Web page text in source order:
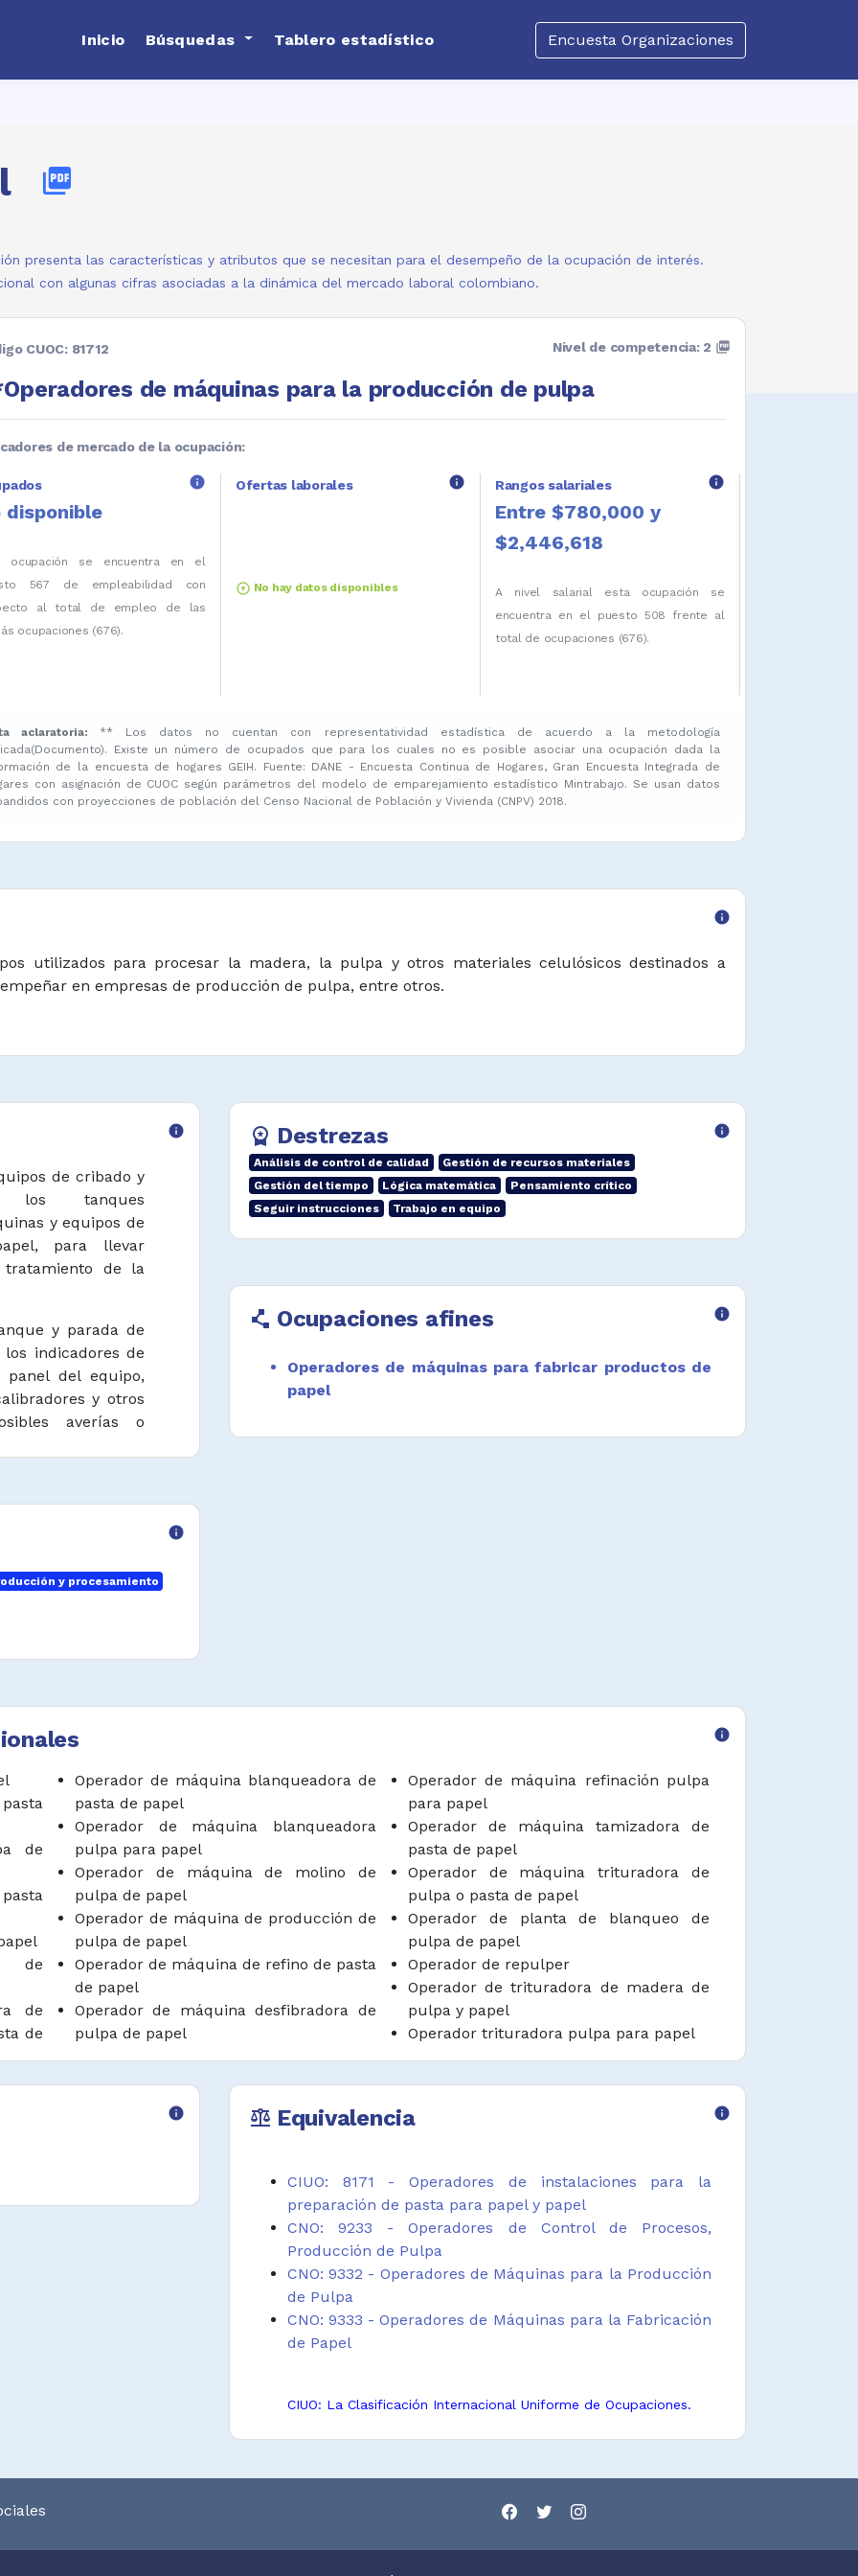
Inicio Búsquedas Tablero estadístico Encuesta Organizaciones
picture_as_pdf
presenta las características y atributos que se necesitan para el desempeño de la ocupación de interés.
con algunas cifras asociadas a la dinámica del mercado laboral colombiano.
CUOC: 81712
de máquinas para la producción de pulpa
Nivel de competencia: 2 picture_as_pdf
de mercado de la ocupación:
info
disponible
ocupación se encuentra en el
567 de empleabilidad con
al total de empleo de las
ocupaciones (676).
Ofertas laborales info
arrow_circle_up No hay datos disponibles
Rangos salariales info
Entre $780,000 y
$2,446,618
A nivel salarial esta ocupación se
encuentra en el puesto 508 frente al
total de ocupaciones (676).
aclaratoria: ** Los datos no cuentan con representatividad estadística de acuerdo a la metodología
Existe un número de ocupados que para los cuales no es posible asociar una ocupación dada la
de la encuesta de hogares GEIH. Fuente: DANE - Encuesta Continua de Hogares, Gran Encuesta Integrada de
con asignación de CUOC según parámetros del modelo de emparejamiento estadístico Mintrabajo. Se usan datos
con proyecciones de población del Censo Nacional de Población y Vivienda (CNPV) 2018.
info
utilizados para procesar la madera, la pulpa y otros materiales celulósicos destinados a
en empresas de producción de pulpa, entre otros.
info
de cribado y
los tanques
y equipos de
para llevar
de la
y parada de
indicadores de
del equipo,
y otros
averías o
video
del equipo y
de la pulpa esté
de
de control de
ajustes al
y equipos,
realizar
del p.h. y otras
info
y procesamiento
workspace_premium Destrezas info
Análisis de control de calidad
Gestión de recursos materiales
Gestión del tiempo
Lógica matemática
Pensamiento crítico
Seguir instrucciones
Trabajo en equipo
polyline Ocupaciones afines info
Operadores de máquinas para fabricar productos de
papel
info
de
de
de
de
Operador de máquina blanqueadora de
pasta de papel
Operador de máquina blanqueadora
pulpa para papel
Operador de máquina de molino de
pulpa de papel
Operador de máquina de producción de
pulpa de papel
Operador de máquina de refino de pasta
de papel
Operador de máquina desfibradora de
pulpa de papel
Operador de máquina lejiadora de pasta
Operador de máquina refinación pulpa
para papel
Operador de máquina tamizadora de
pasta de papel
Operador de máquina trituradora de
pulpa o pasta de papel
Operador de planta de blanqueo de
pulpa de papel
Operador de repulper
Operador de trituradora de madera de
pulpa y papel
Operador trituradora pulpa para papel
Preparador de pasta de papel
info balance Equivalencia info
CIUO: 8171 - Operadores de instalaciones para la
preparación de pasta para papel y papel
CNO: 9233 - Operadores de Control de Procesos,
Producción de Pulpa
CNO: 9332 - Operadores de Máquinas para la Producción
de Pulpa
CNO: 9333 - Operadores de Máquinas para la Fabricación
de Papel
CIUO: La Clasificación Internacional Uniforme de Ocupaciones.